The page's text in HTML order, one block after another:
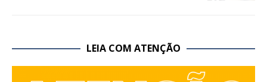
LEIA COM ATENÇÃO